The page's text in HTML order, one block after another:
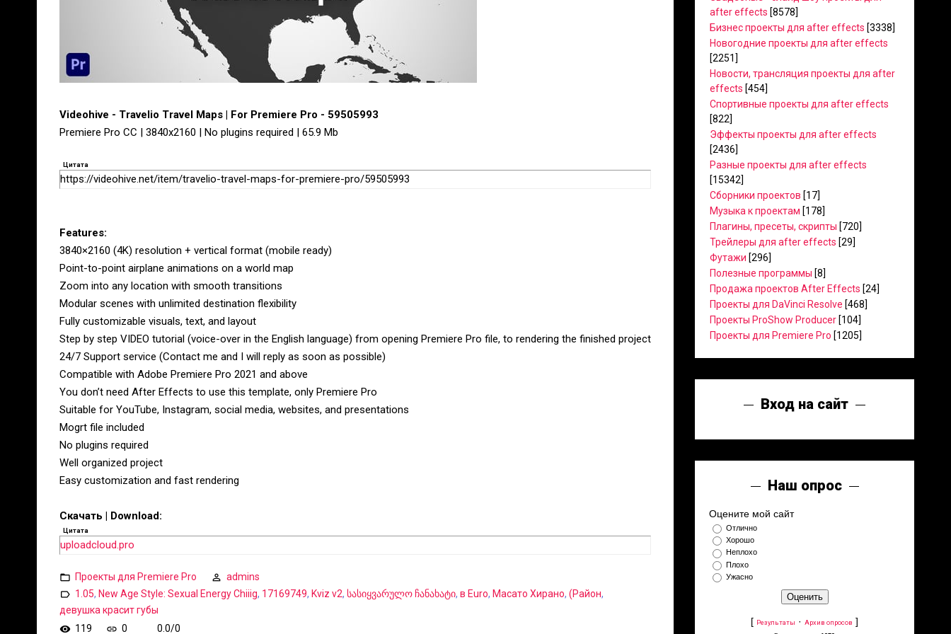
Videohive - Travelio Travel Maps | For Premiere Pro - 59505993
Premiere Pro CC | 3840x2160 | No plugins required | 65.9 Mb
Цитата
https://videohive.net/item/travelio-travel-maps-for-premiere-pro/59505993
Features:
3840×2160 (4K) resolution + vertical format (mobile ready)
Point-to-point airplane animations on a world map
Zoom into any location with smooth transitions
Modular scenes with unlimited destination flexibility
Fully customizable visuals, text, and layout
Step by step VIDEO tutorial (voice-over in the English language) from opening Premiere Pro file, to rendering the finished project
24/7 Support service (Contact me and I will reply as soon as possible)
Compatible with Adobe Premiere Pro 2021 and above
You don’t need After Effects to use this template, only Premiere Pro
Suitable for YouTube, Instagram, social media, websites, and presentations
Mogrt file included
No plugins required
Well organized project
Easy customization and fast rendering
Скачать | Download:
Цитата
uploadcloud.pro
Проекты для Premiere Pro
admins
1.05, New Age Style: Sexual Energy Сhiiig, 17169749, Kviz v2, სასიყვარულო ჩანახატი, в Euro, Масато Хирано, (Район,
девушка красит губы
119
0 0.0/0
after effects [8578]
Бизнес проекты для after effects [3338]
Новогодние проекты для after effects
[2251]
Новости, трансляция проекты для after
effects [454]
Спортивные проекты для after effects
[822]
Эффекты проекты для after effects
[2436]
Разные проекты для after effects
[15342]
Сборники проектов [17]
Музыка к проектам [178]
Плагины, пресеты, скрипты [720]
Трейлеры для after effects [29]
Футажи [296]
Полезные программы [8]
Продажа проектов After Effects [24]
Проекты для DaVinci Resolve [468]
Проекты ProShow Producer [104]
Проекты для Premiere Pro [1205]
Вход на сайт
Наш опрос
Оцените мой сайт
Отлично
Хорошо
Неплохо
Плохо
Ужасно
[ Результаты · Архив опросов ]